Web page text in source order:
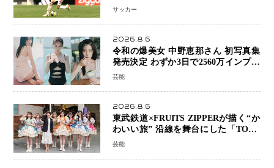
前 メディカルチェックも通過
サッカー
2026.8.6
令和の爆美女 中野恵那さん 初写真集
発売決定 わずか3日で2560万インプレ
ッションを記録した話題の美貌を凝縮
芸能
2026.8.6
東武鉄道×FRUITS ZIPPERが描く“か
わいい旅” 沿線を舞台にした「TOBU
KAWAII PROJECT」が開幕
芸能